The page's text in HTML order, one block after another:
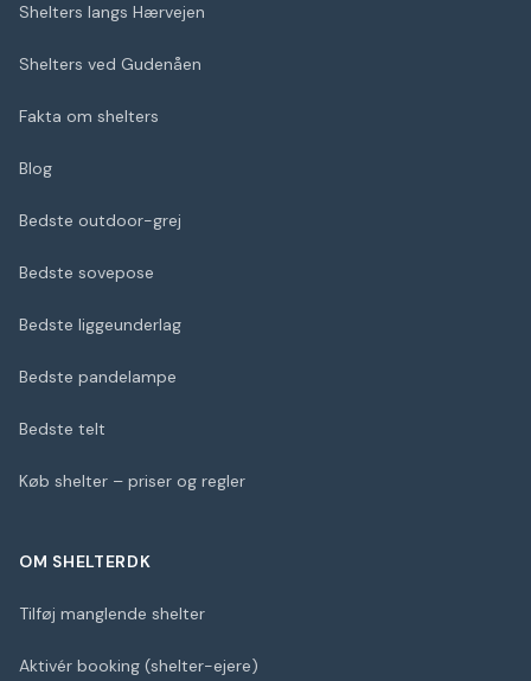
Shelters langs Hærvejen
Shelters ved Gudenåen
Fakta om shelters
Blog
Bedste outdoor-grej
Bedste sovepose
Bedste liggeunderlag
Bedste pandelampe
Bedste telt
Køb shelter – priser og regler
OM SHELTERDK
Tilføj manglende shelter
Aktivér booking (shelter-ejere)